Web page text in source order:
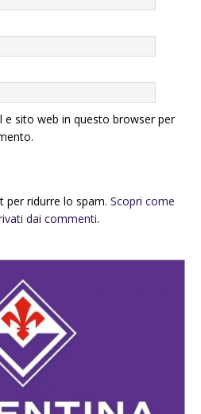
e sito web in questo browser per
per ridurre lo spam. Scopri come
dai commenti.